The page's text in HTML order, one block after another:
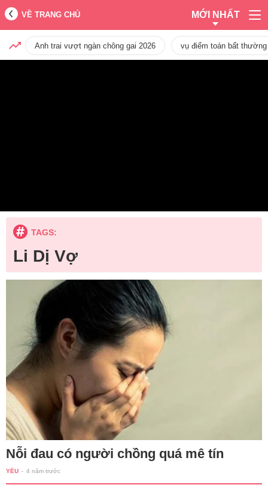
VỀ TRANG CHỦ MỚI NHẤT
Anh trai vượt ngàn chông gai 2026 vụ điểm toán bất
TAGS:
Li Dị Vợ
Nỗi đau có người chồng quá mê tín
YÊU - 4 năm trước